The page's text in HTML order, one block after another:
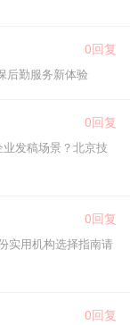
0回复
后勤服务新体验
0回复
发稿场景？北京技
0回复
实用机构选择指南请
0回复